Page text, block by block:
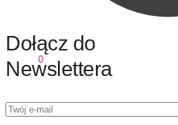
0,00 0
Dołącz do
Newslettera